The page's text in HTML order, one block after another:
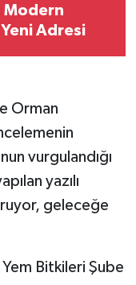
Modern
Yeni Adresi
Orman
vurgulandığı
yazılı
geleceğe
Bitkileri Şube